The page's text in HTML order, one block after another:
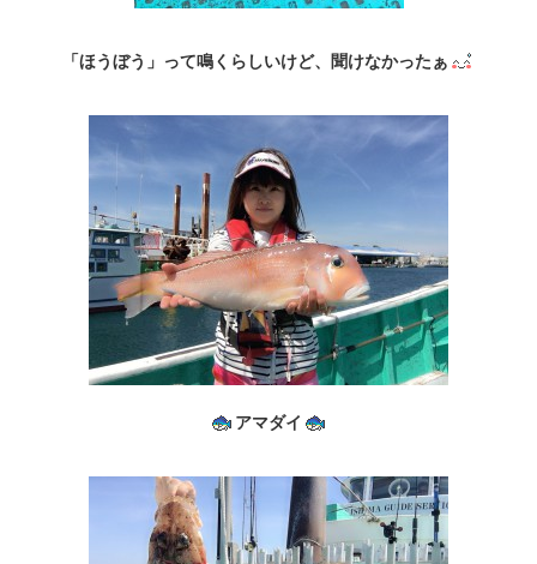
「ほうぼう」って鳴くらしいけど、聞けなかったぁ
アマダイ